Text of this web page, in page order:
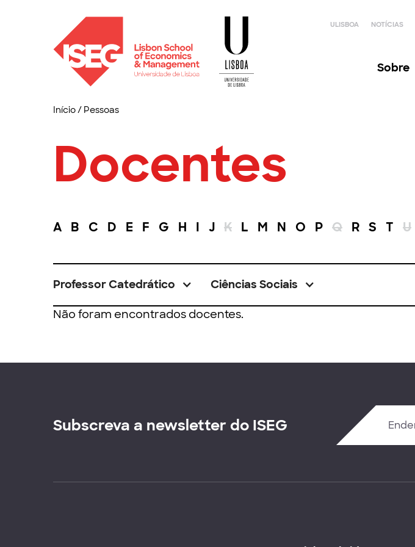
ULISBOA NOTÍCIAS
Sobre
Início/ Pessoas
Docentes
A B C D E F G H I J K L M N O P Q R S T U
Professor Catedrático Ciências Sociais
Não foram encontrados docentes.
Subscreva a newsletter do ISEG